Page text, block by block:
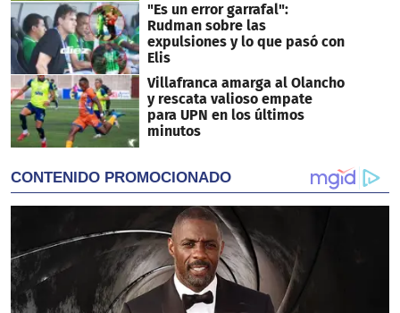
"Es un error garrafal":
Rudman sobre las
expulsiones y lo que pasó con
Elis
Villafranca amarga al Olancho
y rescata valioso empate
para UPN en los últimos
minutos